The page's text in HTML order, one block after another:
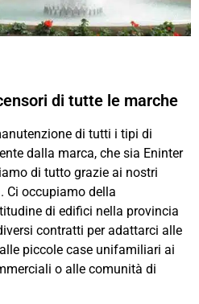
di tutte le marche
di tutti i tipi di
dalla marca, che sia Eninter
di tutto grazie ai nostri
Ci occupiamo della
di edifici nella provincia
contratti per adattarci alle
piccole case unifamiliari ai
o alle comunità di